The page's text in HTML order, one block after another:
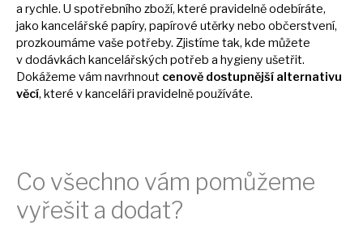
a rychle. U spotřebního zboží, které pravidelně odebíráte,
jako kancelářské papíry, papírové utěrky nebo občerstvení,
prozkoumáme vaše potřeby. Zjistíme tak, kde můžete
vdodávkách kancelářských potřeb a hygieny ušetřit.
Dokážeme vám navrhnout cenově dostupnější alternativu
věcí, které vkanceláři pravidelně používáte.
Co všechno vám pomůžeme
vyřešit a dodat?